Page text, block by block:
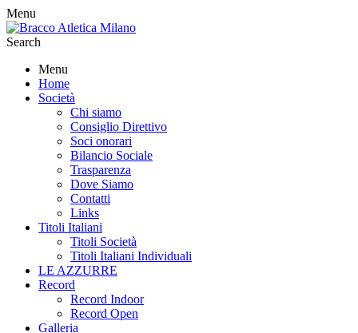
Menu
Search
Menu
Home
Società
Chi siamo
Consiglio Direttivo
Soci onorari
Bilancio Sociale
Trasparenza
Dove Siamo
Contatti
Links
Titoli Italiani
Titoli Società
Titoli Italiani Individuali
LE AZZURRE
Record
Record Indoor
Record Open
Galleria